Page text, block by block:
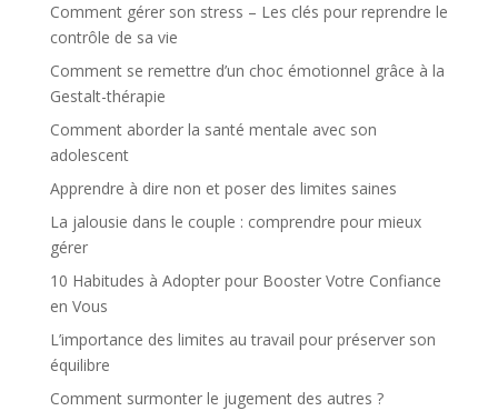
Comment gérer son stress – Les clés pour reprendre le
contrôle de sa vie
Comment se remettre d’un choc émotionnel grâce à la
Gestalt-thérapie
Comment aborder la santé mentale avec son
adolescent
Apprendre à dire non et poser des limites saines
La jalousie dans le couple : comprendre pour mieux
gérer
10 Habitudes à Adopter pour Booster Votre Confiance
en Vous
L’importance des limites au travail pour préserver son
équilibre
Comment surmonter le jugement des autres ?